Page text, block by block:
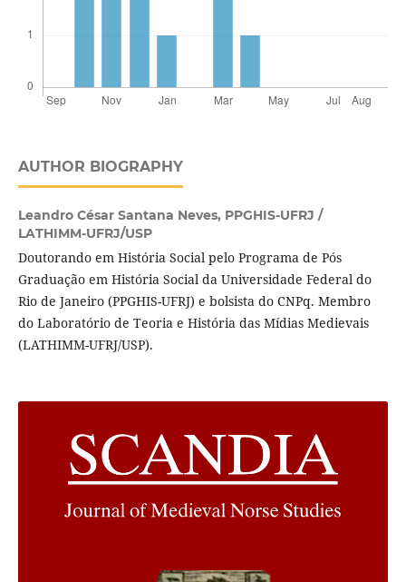
AUTHOR BIOGRAPHY
Leandro César Santana Neves, PPGHIS-UFRJ /
LATHIMM-UFRJ/USP
Doutorando em História Social pelo Programa de Pós
Graduação em História Social da Universidade Federal do
Rio de Janeiro (PPGHIS-UFRJ) e bolsista do CNPq. Membro
do Laboratório de Teoria e História das Mídias Medievais
(LATHIMM-UFRJ/USP).